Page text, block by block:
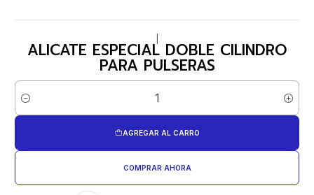
ALICATE ESPECIAL DOBLE CILINDRO
PARA PULSERAS
Cantidad
AGREGAR AL CARRO
COMPRAR AHORA